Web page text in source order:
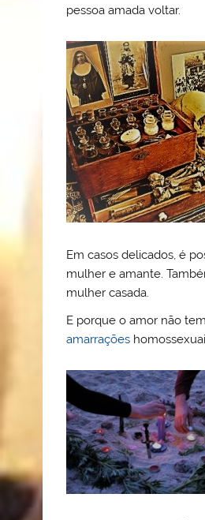
pessoa amada voltar.
Em casos delicados, é
mulher e amante.
mulher casada.
E porque o amor não
amarrações